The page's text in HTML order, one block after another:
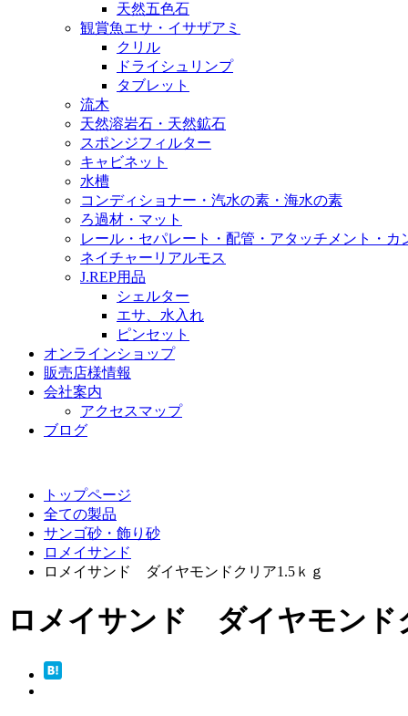
天然五色石
観賞魚エサ・イサザアミ
クリル
ドライシュリンプ
タブレット
流木
天然溶岩石・天然鉱石
スポンジフィルター
キャビネット
水槽
コンディショナー・汽水の素・海水の素
ろ過材・マット
レール・セパレート・配管・アタッチメント・
ネイチャーリアルモス
J.REP用品
シェルター
エサ、水入れ
ピンセット
オンラインショップ
販売店様情報
会社案内
アクセスマップ
ブログ
トップページ
全ての製品
サンゴ砂・飾り砂
ロメイサンド
ロメイサンド ダイヤモンドクリア1.5ｋｇ
ロメイサンド ダイヤモンド